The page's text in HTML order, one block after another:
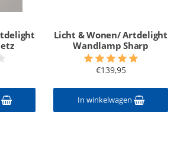
Licht & Wonen/ Artdelight
Wandlamp Sharp
€139,95
In winkelwagen